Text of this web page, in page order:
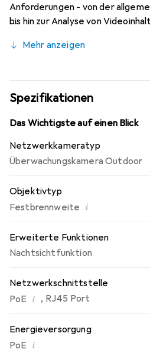
Anforderungen - von der
bis hin zur Analyse von
Mehr anzeigen
Spezifikationen
Das Wichtigste auf einen Blick
Netzwerkkameratyp
Überwachungskamera Outdoor
Objektivtyp
Festbrennweite i
Erweiterte Funktionen
Nachtsichtfunktion
Netzwerkschnittstelle
PoE i , RJ45 Port
Energieversorgung
PoE i